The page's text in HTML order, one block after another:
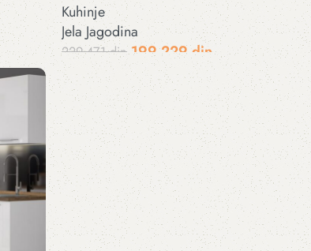
Kuhinje
Jela Jagodina
229.471din 199.229din
Dodaj u korpu